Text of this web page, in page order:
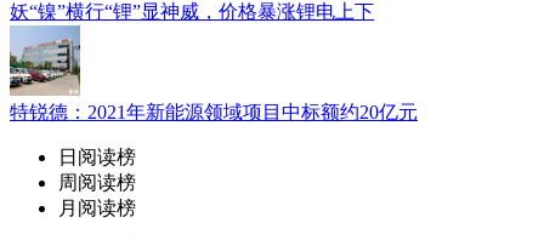
妖“镍”横行“锂”显神威，价格暴涨锂电上下
特锐德：2021年新能源领域项目中标额约20亿元
日阅读榜
周阅读榜
月阅读榜